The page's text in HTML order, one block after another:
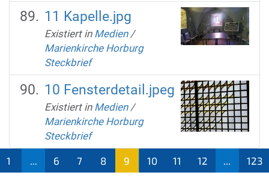
11 Kapelle.jpg
Existiert in Medien /
Marienkirche Horburg
Steckbrief
10 Fensterdetail.jpeg
Existiert in Medien /
Marienkirche Horburg
Steckbrief
1 6 7 8
9
10 11 12 123